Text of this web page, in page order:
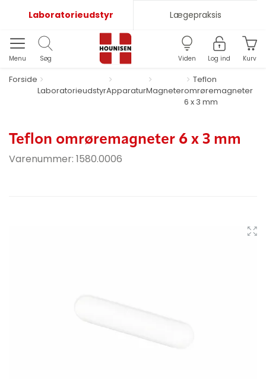
Laboratorieudstyr Lægepraksis
Menu Søg Viden Log ind Kurv
Forside
LaboratorieudstyrApparaturMagneter
Teflon
omrøremagneter
6 x 3 mm
Teflon omrøremagneter 6 x 3 mm
Varenummer: 1580.0006